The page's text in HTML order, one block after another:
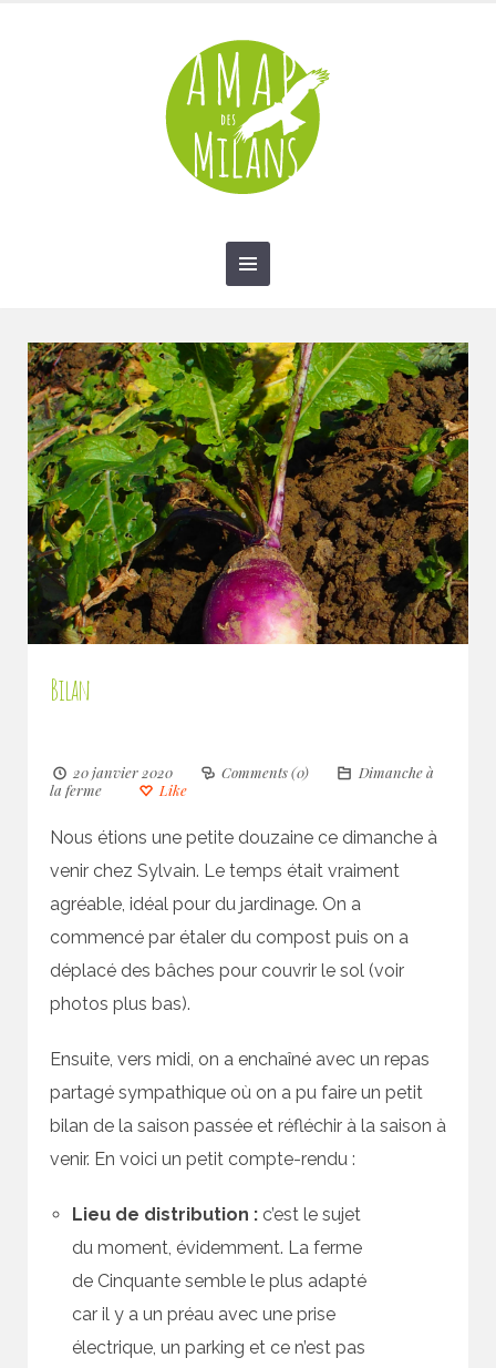
contact@amap-des-milans.fr
Bilan
20 janvier 2020 Comments (0)
Dimanche à
la ferme
Like
Nous étions une petite douzaine ce dimanche à
venir chez Sylvain. Le temps était vraiment
agréable, idéal pour du jardinage. On a
commencé par étaler du compost puis on a
déplacé des bâches pour couvrir le sol (voir
photos plus bas).
Ensuite, vers midi, on a enchaîné avec un repas
partagé sympathique où on a pu faire un petit
bilan de la saison passée et réfléchir à la saison à
venir. En voici un petit compte-rendu :
Lieu de distribution : c’est le sujet
du moment, évidemment. La ferme
de Cinquante semble le plus adapté
car il y a un préau avec une prise
électrique, un parking et ce n’est pas